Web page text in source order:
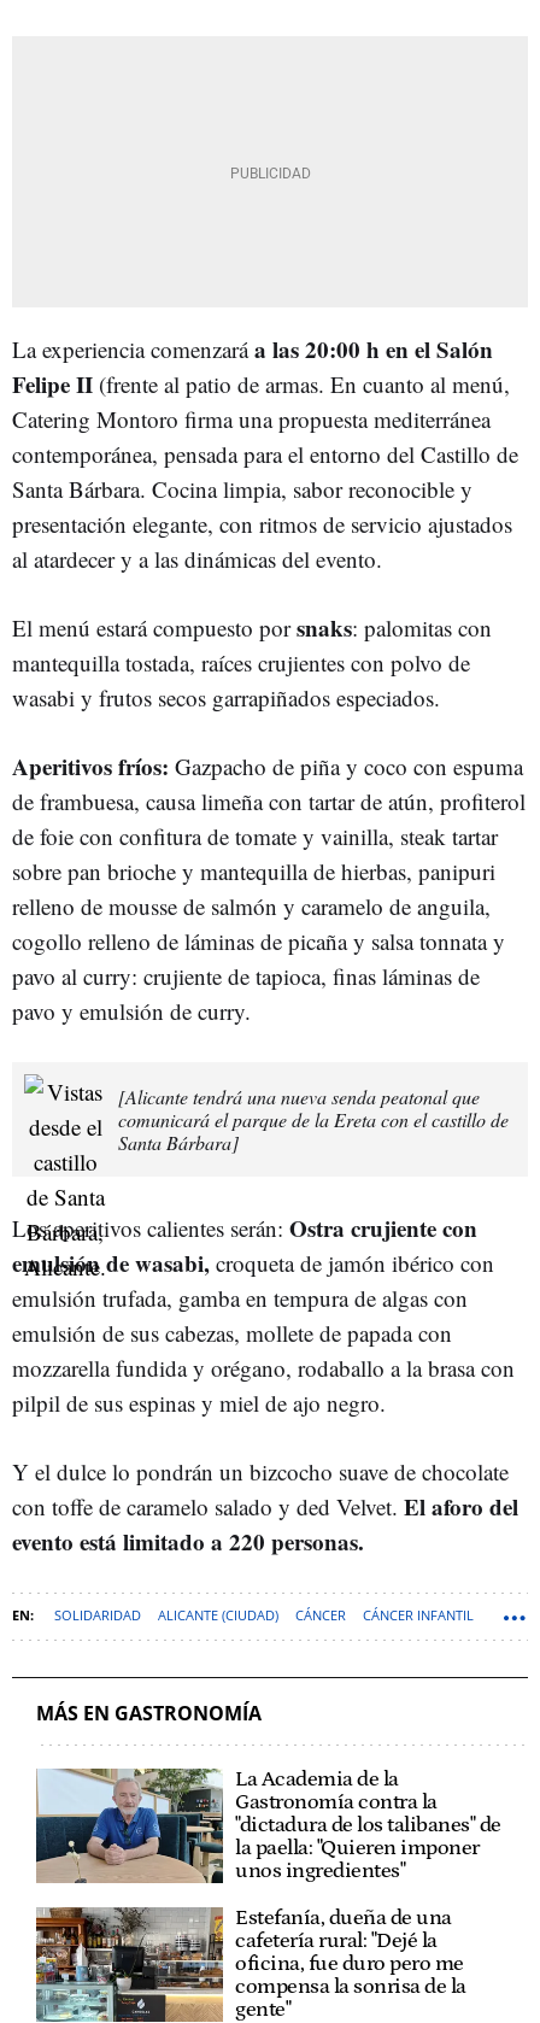
La experiencia comenzaráa las 20:00 h en el Salón
Felipe II (frente al patio de armas. En cuanto al menú,
Catering Montoro firma una propuesta mediterránea
contemporánea, pensada para el entorno del Castillo de
Santa Bárbara. Cocina limpia, sabor reconocible y
presentación elegante, con ritmos de servicio ajustados
al atardecer y a las dinámicas del evento.
El menú estará compuesto porsnaks: palomitas con
mantequilla tostada, raíces crujientes con polvo de
wasabi y frutos secos garrapiñados especiados.
Aperitivos fríos: Gazpacho de piña y coco con espuma
de frambuesa, causa limeña con tartar de atún, profiterol
de foie con confitura de tomate y vainilla, steak tartar
sobre pan brioche y mantequilla de hierbas, panipuri
relleno de mousse de salmón y caramelo de anguila,
cogollo relleno de láminas de picaña y salsa tonnata y
pavo al curry: crujiente de tapioca, finas láminas de
pavo y emulsión de curry.
[Alicante tendrá una nueva senda peatonal que
comunicará el parque de la Ereta con el castillo de
Santa Bárbara]
Los aperitivos calientes serán: Ostra crujiente con
emulsión de wasabi, croqueta de jamón ibérico con
emulsión trufada, gamba en tempura de algas con
emulsión de sus cabezas, mollete de papada con
mozzarella fundida y orégano, rodaballo a la brasa con
pilpil de sus espinas y miel de ajo negro.
Y el dulce lo pondrán un bizcocho suave de chocolate
con toffe de caramelo salado y ded Velvet. El aforo del
evento está limitado a 220 personas.
SOLIDARIDAD ALICANTE (CIUDAD) CÁNCER CÁNCER INFANTIL
MÁS EN GASTRONOMÍA
La Academia de la
Gastronomía contra la
"dictadura de los talibanes" de
la paella: "Quieren imponer
unos ingredientes"
Estefanía, dueña de una
cafetería rural: "Dejé la
oficina, fue duro pero me
compensa la sonrisa de la
gente"